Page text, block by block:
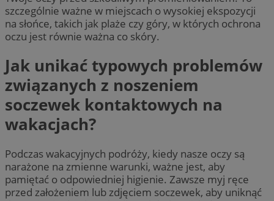
szczególnie ważne w miejscach o wysokiej ekspozycji
na słońce, takich jak plaże czy góry, w których ochrona
oczu jest równie ważna co skóry.
Jak unikać typowych problemów
związanych z noszeniem
soczewek kontaktowych na
wakacjach?
Podczas wakacyjnych podróży, kiedy nasze oczy są
narażone na zmienne warunki, ważne jest, aby
pamiętać o odpowiedniej higienie. Zawsze myj ręce
przed założeniem lub zdjęciem soczewek, aby uniknąć